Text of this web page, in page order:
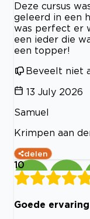
Deze cursus
geleerd in een
was perfect er
een ieder die
een topper!
Beveelt niet
13 July 2026
Samuel
Krimpen aan
delen
10
Goede ervaring